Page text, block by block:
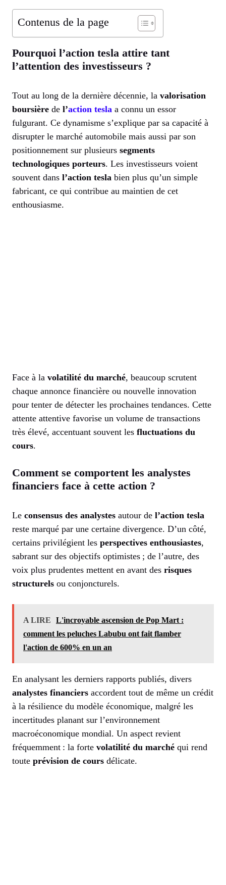
Contenus de la page
Pourquoi l’action tesla attire tant
l’attention des investisseurs ?
Tout au long de la dernière décennie, la valorisation
boursière de l’action tesla a connu un essor
fulgurant. Ce dynamisme s’explique par sa capacité à
disrupter le marché automobile mais aussi par son
positionnement sur plusieurs segments
technologiques porteurs. Les investisseurs voient
souvent dans l’action tesla bien plus qu’un simple
fabricant, ce qui contribue au maintien de cet
enthousiasme.
Face à la volatilité du marché, beaucoup scrutent
chaque annonce financière ou nouvelle innovation
pour tenter de détecter les prochaines tendances. Cette
attente attentive favorise un volume de transactions
très élevé, accentuant souvent les fluctuations du
cours.
Comment se comportent les analystes
financiers face à cette action ?
Le consensus des analystes autour de l’action tesla
reste marqué par une certaine divergence. D’un côté,
certains privilégient les perspectives enthousiastes,
sabrant sur des objectifs optimistes ; de l’autre, des
voix plus prudentes mettent en avant des risques
structurels ou conjoncturels.
A LIRE
L'incroyable ascension de Pop Mart :
comment les peluches Labubu ont fait flamber
l'action de 600% en un an
En analysant les derniers rapports publiés, divers
analystes financiers accordent tout de même un crédit
à la résilience du modèle économique, malgré les
incertitudes planant sur l’environnement
macroéconomique mondial. Un aspect revient
fréquemment : la forte volatilité du marché qui rend
toute prévision de cours délicate.